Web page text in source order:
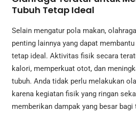
Tubuh Tetap Ideal
Selain mengatur pola makan,
penting lainnya yang dapat
tetap ideal. Aktivitas fisik secara
kalori, memperkuat otot, dan
tubuh. Anda tidak perlu melakukan
karena kegiatan fisik yang ringan
memberikan dampak yang besar bagi